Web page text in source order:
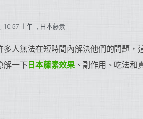
, 10:57 上午 , 日本藤素
人無法在短時間內解決他們的問題，
解一下 日本藤素效果、副作用、吃法和